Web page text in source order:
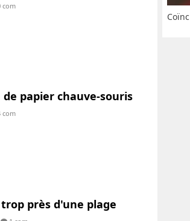
com
papier chauve-souris
com
près d'une plage